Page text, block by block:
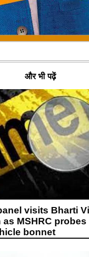
और भी पढ़ें
visits Bharti
MSHRC probes
bonnet